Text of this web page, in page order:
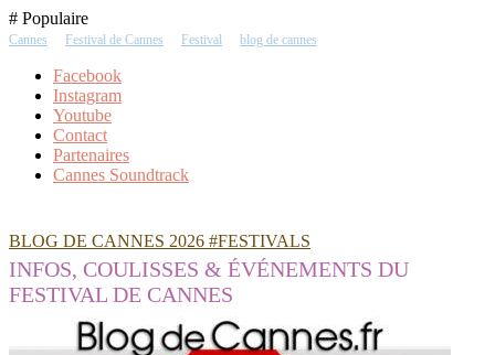
Skip
To
# Populaire
Cannes Festival de Cannes Festival blog de cannes
Facebook
Instagram
Youtube
Contact
Partenaires
Cannes Soundtrack
BLOG DE CANNES 2026 #FESTIVALS
INFOS, COULISSES & ÉVÉNEMENTS DU
FESTIVAL DE CANNES